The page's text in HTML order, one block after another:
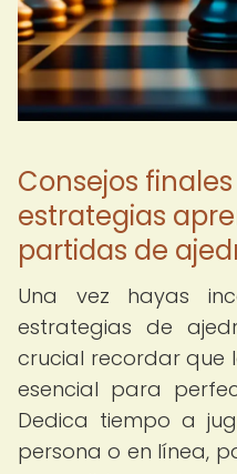
Consejos
estrategias
partidas de
Una vez hayas
estrategias de
crucial recordar que
esencial para
Dedica tiempo a
persona o en línea,